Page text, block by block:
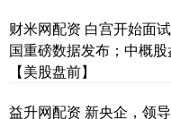
财米网配资 白宫开始面
国重磅数据发布；中概
【美股盘前】
益升网配资 新央企，领